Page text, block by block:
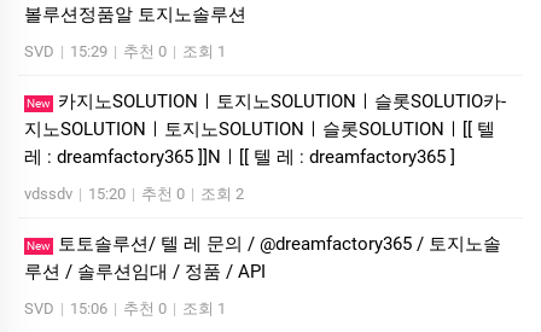
볼루션정품알 토지노솔루션
SVD | 15:29 | 추천 0 | 조회 1
New
카­지노SOLUTIONㅣ토지노SOLUTIONㅣ슬롯SOLUTIO카­
지노SOLUTIONㅣ토지노SOLUTIONㅣ슬롯SOLUTIONㅣ[[ 텔
레 : dreamfactory365 ]]Nㅣ[[ 텔 레 : dreamfactory365 ]
vdssdv | 15:20 | 추천 0 | 조회 2
New
토토솔루션/ 텔 레 문의 / @dreamfactory365 / 토지노솔
루션 / 솔루션임대 / 정품 / API
SVD | 15:06 | 추천 0 | 조회 1